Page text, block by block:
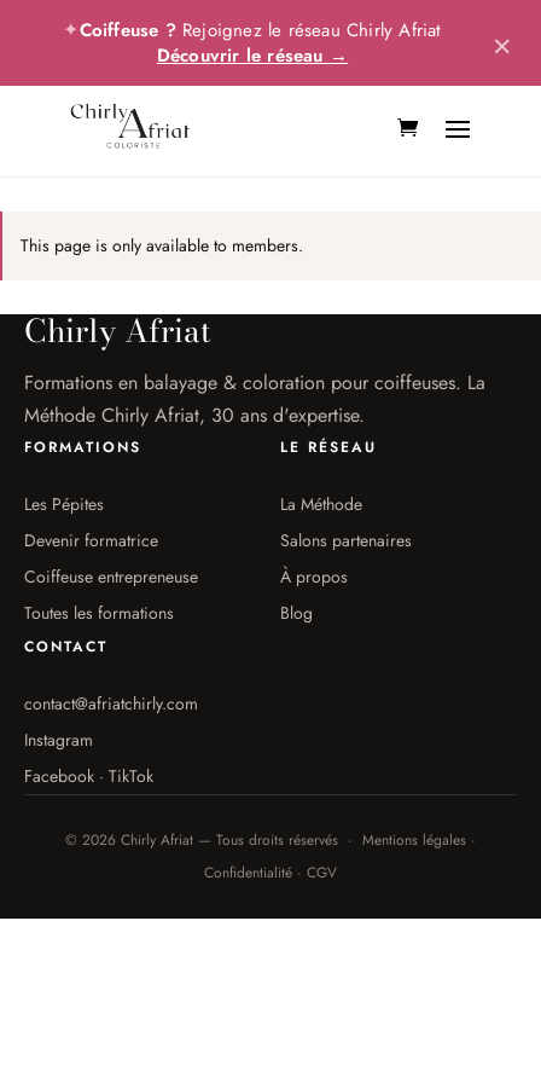
✦Coiffeuse ?Rejoignez le réseau Chirly Afriat
Découvrir le réseau →
×
This page is only available to members.
Chirly Afriat
Formations en balayage & coloration pour coiffeuses. La
Méthode Chirly Afriat, 30 ans d'expertise.
FORMATIONS
Les Pépites
Devenir formatrice
Coiffeuse entrepreneuse
Toutes les formations
LE RÉSEAU
La Méthode
Salons partenaires
À propos
Blog
CONTACT
contact@afriatchirly.com
Instagram
Facebook · TikTok
© 2026 Chirly Afriat — Tous droits réservés · Mentions légales ·
Confidentialité · CGV